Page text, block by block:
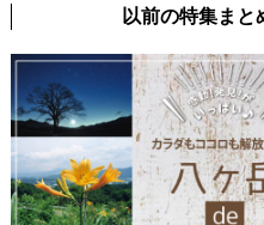
以前の特集まと